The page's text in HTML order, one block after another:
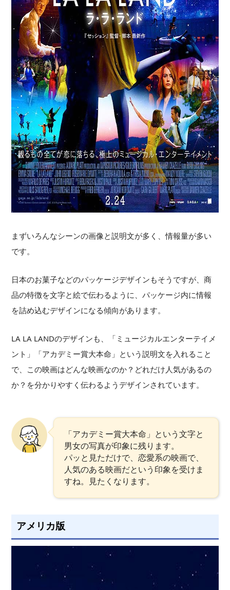
まずいろんなシーンの画像と説明文が多く、情報量が多い
です。
日本のお菓子などのパッケージデザインもそうですが、商
品の特徴を文字と絵で伝わるように、パッケージ内に情報
を詰め込むデザインになる傾向があります。
LA LA LANDのデザインも、「ミュージカルエンターテイメ
ント」「アカデミー賞大本命」という説明文を入れること
で、この映画はどんな映画なのか？どれだけ人気があるの
か？を分かりやすく伝わるようデザインされています。
「アカデミー賞大本命」という文字と
男女の写真が印象に残ります。
パッと見ただけで、恋愛系の映画で、
人気のある映画だという印象を受けま
すね。見たくなります。
アメリカ版